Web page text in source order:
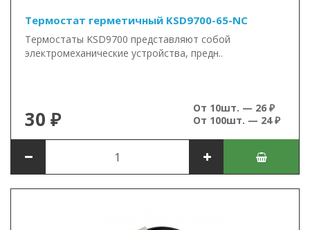
Термостат герметичный KSD9700-65-NC
Термостаты KSD9700 представляют собой
электромеханические устройства, предн..
30 ₽
От 10шт. — 26 ₽
От 100шт. — 24 ₽